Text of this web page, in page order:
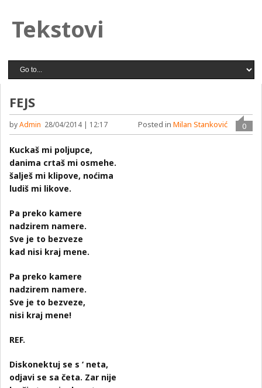
Tekstovi
FEJS
byAdmin 28/04/2014 | 12:17 0
Posted in Milan Stanković
Kuckaš mi poljupce,
danima crtaš mi osmehe.
šalješ mi klipove, noćima
ludiš mi likove.
Pa preko kamere
nadzirem namere.
Sve je to bezveze
kad nisi kraj mene.
Pa preko kamere
nadzirem namere.
Sve je to bezveze,
nisi kraj mene!
REF.
Diskonektuj se s ‘ neta,
odjavi se sa četa. Zar nije